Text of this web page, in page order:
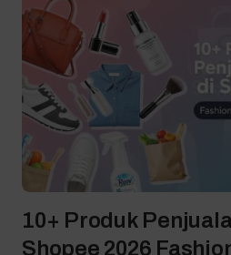
10+ Produk
Shopee 2026